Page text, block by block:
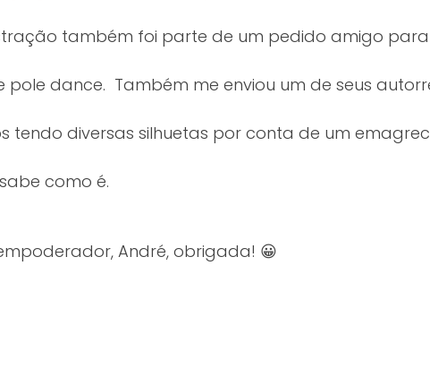
também foi parte de um pedido amigo para
pole dance. Também me enviou um de seus
tendo diversas silhuetas por conta de um
como é.
André, obrigada! 😀